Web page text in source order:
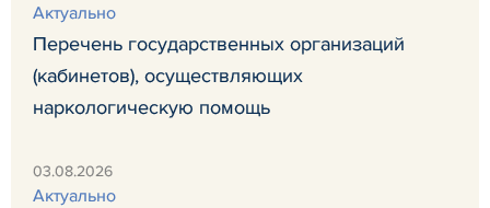
Актуально
Перечень государственных организаций
(кабинетов), осуществляющих
наркологическую помощь
03.08.2026
Актуально